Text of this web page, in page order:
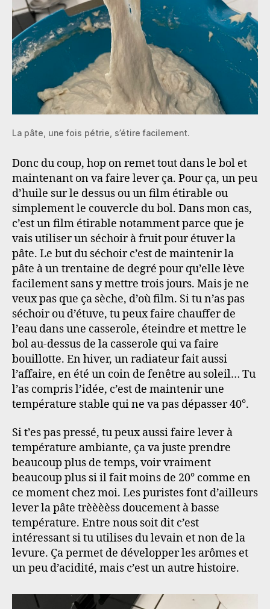
La pâte, une fois pétrie, s’étire facilement.
Donc du coup, hop on remet tout dans le bol et
maintenant on va faire lever ça. Pour ça, un peu
d’huile sur le dessus ou un film étirable ou
simplement le couvercle du bol. Dans mon cas,
c’est un film étirable notamment parce que je
vais utiliser un séchoir à fruit pour étuver la
pâte. Le but du séchoir c’est de maintenir la
pâte à un trentaine de degré pour qu’elle lève
facilement sans y mettre trois jours. Mais je ne
veux pas que ça sèche, d’où film. Si tu n’as pas
séchoir ou d’étuve, tu peux faire chauffer de
l’eau dans une casserole, éteindre et mettre le
bol au-dessus de la casserole qui va faire
bouillotte. En hiver, un radiateur fait aussi
l’affaire, en été un coin de fenêtre au soleil… Tu
l’as compris l’idée, c’est de maintenir une
température stable qui ne va pas dépasser 40°.
Si t’es pas pressé, tu peux aussi faire lever à
température ambiante, ça va juste prendre
beaucoup plus de temps, voir vraiment
beaucoup plus si il fait moins de 20° comme en
ce moment chez moi. Les puristes font d’ailleurs
lever la pâte trèèèèss doucement à basse
température. Entre nous soit dit c’est
intéressant si tu utilises du levain et non de la
levure. Ça permet de développer les arômes et
un peu d’acidité, mais c’est un autre histoire.